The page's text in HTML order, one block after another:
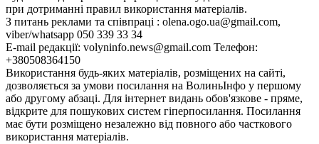
при дотриманні правил використання матеріалів.
З питань реклами та співпраці : olena.ogo.ua@gmail.com,
viber/whatsapp 050 339 33 34
E-mail редакції: volyninfo.news@gmail.com Телефон:
+380508364150
Використання будь-яких матеріалів, розміщених на сайті,
дозволяється за умови посилання на ВолиньІнфо у першому
або другому абзаці. Для інтернет видань обов'язкове - пряме,
відкрите для пошукових систем гіперпосилання. Посилання
має бути розміщено незалежно від повного або часткового
використання матеріалів.